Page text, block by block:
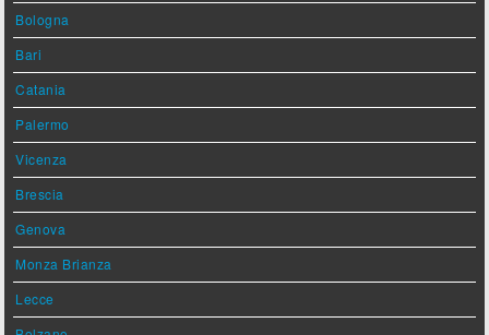
Bologna
Bari
Catania
Palermo
Vicenza
Brescia
Genova
Monza Brianza
Lecce